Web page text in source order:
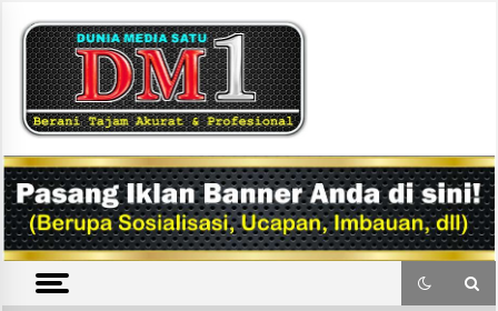
content
DM1